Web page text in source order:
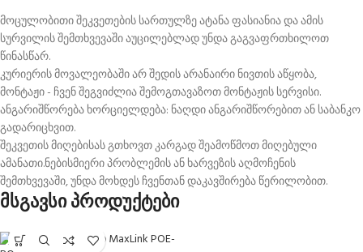
მოცულობითი შეკვეთების სართულზე ატანა ფასიანია და ამის
სურვილის შემთხვევაში აუცილებლად უნდა გაგვაფრთხილოთ
წინასწარ.
კურიერის მოვალეობაში არ შედის არანაირი ნივთის აწყობა,
მონტაჟი - ჩვენ შეგვიძლია შემოგთავაზოთ მონტაჟის სერვისი.
ანგარიშწორება ხორციელდება: ნაღდი ანგარიშწორებით ან საბანკო
გადარიცხვით.
შეკვეთის მიღებისას გთხოვთ კარგად შეამოწმოთ მიღებული
ამანათი.ნებისმიერი პრობლემის ან ხარვეზის აღმოჩენის
შემთხვევაში, უნდა მოხდეს ჩვენთან დაკავშირება წერილობით.
მსგავსი პროდუქტები